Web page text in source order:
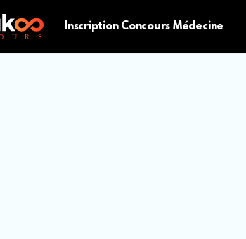
Inscription Concours Médecine